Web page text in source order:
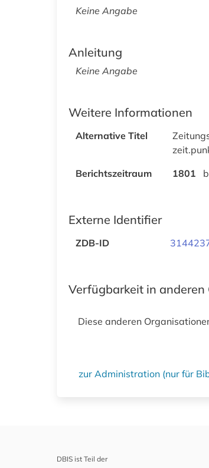
Keine Angabe
Anleitung
Keine Angabe
Weitere Informationen
Alternative Titel
Berichtszeitraum
1801
Externe Identifier
ZDB-ID
Verfügbarkeit in
Diese anderen
zur Administration (nur für
DBIS ist Teil der